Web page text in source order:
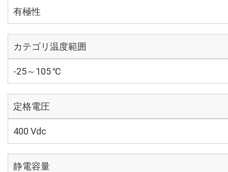
有極性
カテゴリ温度範囲
-25～105 ℃
定格電圧
400 Vdc
静電容量